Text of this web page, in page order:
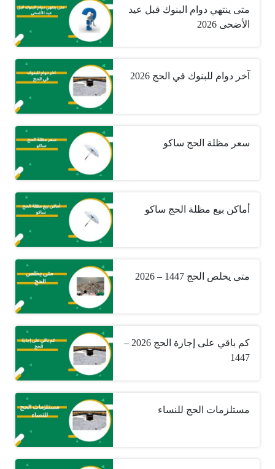
متى ينتهي دوام البنوك قبل عيد
الأضحى 2026
آخر دوام للبنوك في الحج 2026
سعر مظلة الحج ساكو
أماكن بيع مظلة الحج ساكو
متى يخلص الحج 1447 – 2026
كم باقي على إجازة الحج 2026 –
1447
مستلزمات الحج للنساء